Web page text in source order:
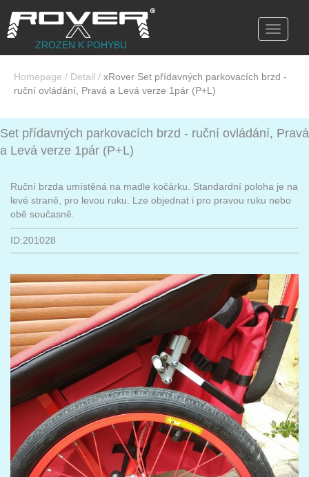
Toggle
ZROZEN K POHYBU
Homepage / Detail / xRover Set přídavných parkovacích brzd -
ruční ovládání, Pravá a Levá verze 1pár (P+L)
Set přídavných parkovacích brzd - ruční ovládání, Pravá
a Levá verze 1pár (P+L)
Ruční brzda umístěná na madle kočárku. Standardní poloha je na
levé straně, pro levou ruku. Lze objednat i pro pravou ruku nebo
obě současně.
ID:201028